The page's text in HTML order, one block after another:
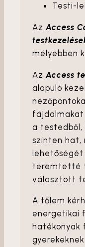
Testi-
AzAccess
mélyebben
Az Access
alapuló
fájdalmakat
a
szinten hat,
lehetőségét
teremtetté
választott
A tőlem
energetikai